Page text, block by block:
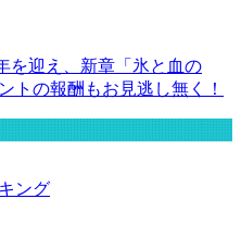
を迎え、新章「氷と血の
トの報酬もお見逃し無く！
ング